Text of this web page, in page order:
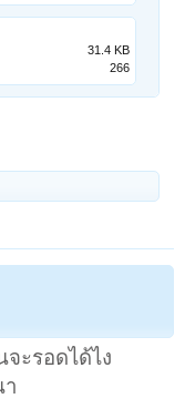
31.4 KB
266
ะรอดได้ไง